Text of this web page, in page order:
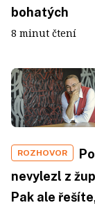
bohatých
8 minut čtení
ROZHOVOR
nevylezl z
Pak ale